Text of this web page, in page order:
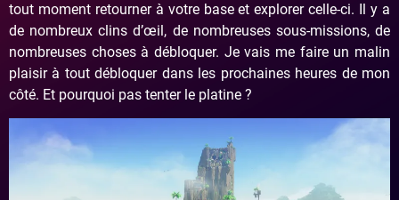
tout moment retourner à votre base et explorer celle-ci. Il y a
de nombreux clins d’œil, de nombreuses sous-missions, de
nombreuses choses à débloquer. Je vais me faire un malin
plaisir à tout débloquer dans les prochaines heures de mon
côté. Et pourquoi pas tenter le platine ?